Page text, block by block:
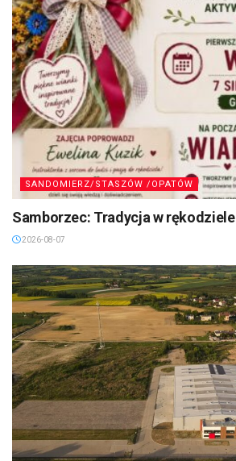
SANDOMIERZ/STASZÓW /OPATÓW
Samborzec: Tradycja w rękodziele
2026-08-07